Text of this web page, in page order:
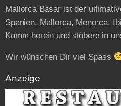
Mallorca Basar ist der
Spanien, Mallorca, Menorca,
Komm herein und stöbere in
Wir wünschen Dir viel Spass
Anzeige